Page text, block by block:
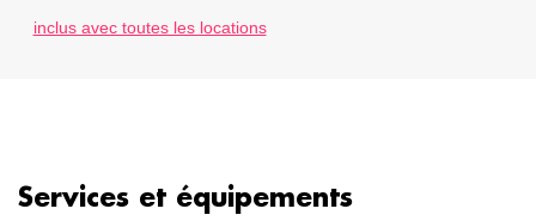
inclus avec toutes les locations
Services et équipements